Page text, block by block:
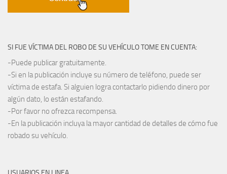
SI FUE VÍCTIMA DEL ROBO DE SU VEHÍCULO TOME EN CUENTA:
-Puede publicar gratuitamente.
-Si en la publicación incluye su número de teléfono, puede ser
víctima de estafa. Si alguien logra contactarlo pidiendo dinero por
algún dato, lo están estafando.
-Por favor no ofrezca recompensa.
-En la publicación incluya la mayor cantidad de detalles de cómo fue
robado su vehículo.